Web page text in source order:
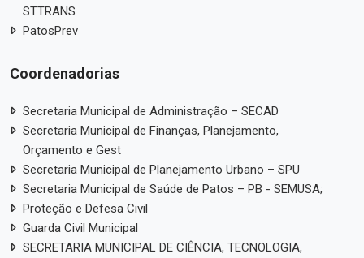
STTRANS
PatosPrev
Coordenadorias
Secretaria Municipal de Administração – SECAD
Secretaria Municipal de Finanças, Planejamento,
Orçamento e Gest
Secretaria Municipal de Planejamento Urbano – SPU
Secretaria Municipal de Saúde de Patos – PB - SEMUSA;
Proteção e Defesa Civil
Guarda Civil Municipal
SECRETARIA MUNICIPAL DE CIÊNCIA, TECNOLOGIA,